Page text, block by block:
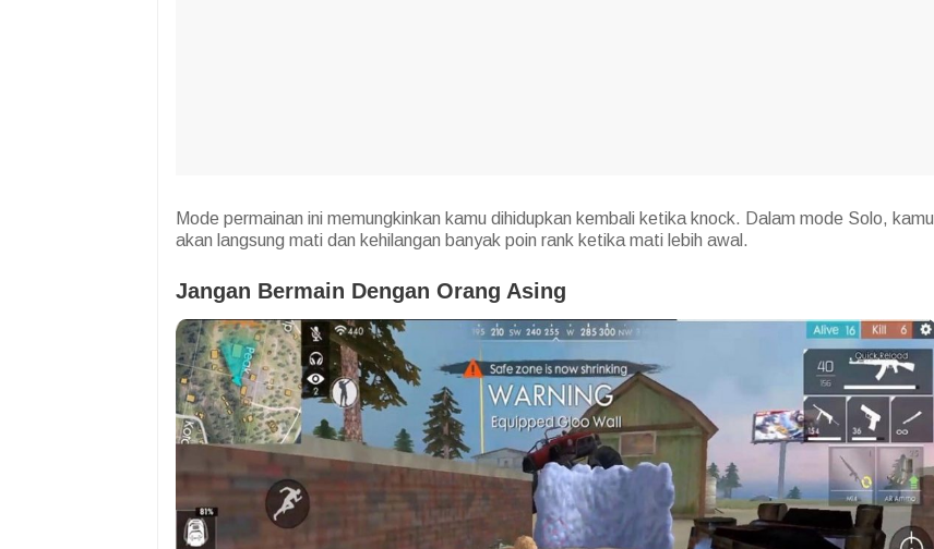
Mode permainan ini memungkinkan kamu dihidupkan kembali ketika knock. Dalam mode Solo, kamu
akan langsung mati dan kehilangan banyak poin rank ketika mati lebih awal.
Jangan Bermain Dengan Orang Asing